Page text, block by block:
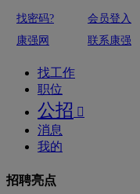
找密码? 会员登入
康强网
联系康强
找工作
职位
公招 
消息
我的
招聘亮点